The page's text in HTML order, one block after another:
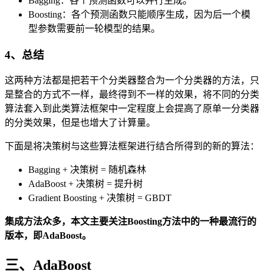
Boosting：各个预测函数只能顺序生成，因为后一个模
型参数需要前一轮模型的结果。
4、总结
这两种方法都是把若干个分类器整合为一个分类器的方法，只
是整合的方式不一样，最终得到不一样的效果，将不同的分类
算法套入到此类算法框架中一定程度上会提高了原单一分类器
的分类效果，但是也增大了计算量。
下面是将决策树与这些算法框架进行结合所得到的新的算法：
Bagging + 决策树 = 随机森林
AdaBoost + 决策树 = 提升树
Gradient Boosting + 决策树 = GBDT
集成方法众多，本文主要关注Boosting方法中的一种最流行的
版本，即AdaBoost。
三、AdaBoost